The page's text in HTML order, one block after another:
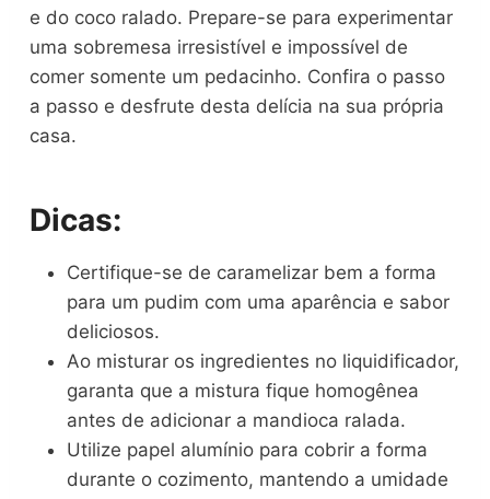
e do coco ralado. Prepare-se para experimentar
uma sobremesa irresistível e impossível de
comer somente um pedacinho. Confira o passo
a passo e desfrute desta delícia na sua própria
casa.
Dicas:
Certifique-se de caramelizar bem a forma
para um pudim com uma aparência e sabor
deliciosos.
Ao misturar os ingredientes no liquidificador,
garanta que a mistura fique homogênea
antes de adicionar a mandioca ralada.
Utilize papel alumínio para cobrir a forma
durante o cozimento, mantendo a umidade